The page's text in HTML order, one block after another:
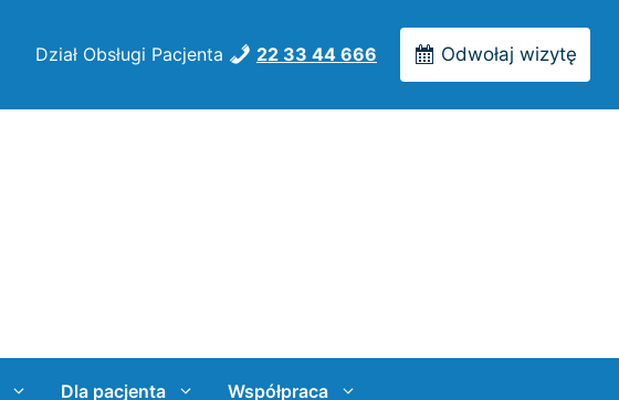
Dział Obsługi Pacjenta 22 33 44 666 Odwołaj wizytę
Dla pacjenta Współpraca